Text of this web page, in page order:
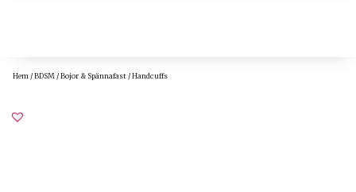
Hem /BDSM /Bojor & Spännafast / Handcuffs